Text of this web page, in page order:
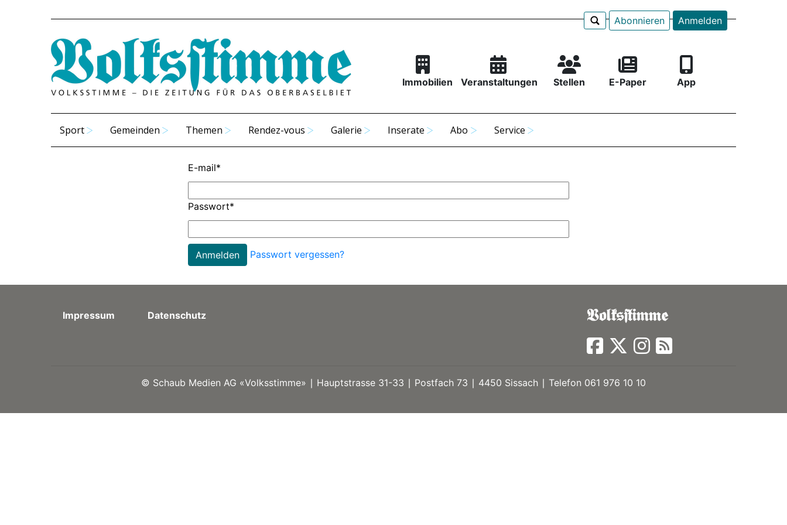
Abonnieren Anmelden
Immobilien Veranstaltungen Stellen E-Paper App
Sport Gemeinden Themen Rendez-vous Galerie Inserate Abo Service
E-mail*
Passwort*
Passwort vergessen?
Impressum Datenschutz
© Schaub Medien AG «Volksstimme» ∣ Hauptstrasse 31-33 ∣ Postfach 73 ∣ 4450 Sissach ∣ Telefon 061 976 10 10